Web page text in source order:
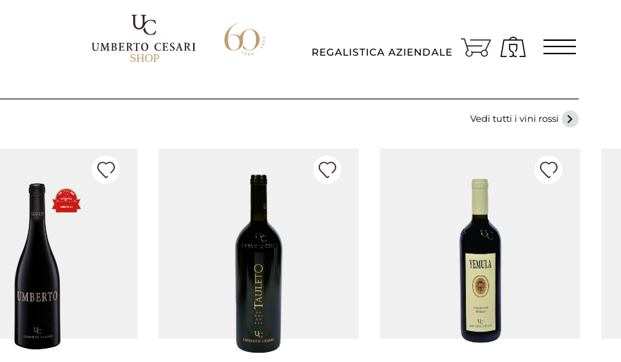
SHOP REGALISTICA AZIENDALE
Area riservata
In che paese va spedito il vino?
Vedi tutti i vini rossi